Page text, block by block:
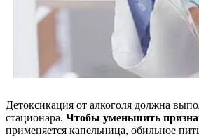
Детоксикация от алкоголя должна
стационара. Чтобы уменьшить
применяется капельница, обильное